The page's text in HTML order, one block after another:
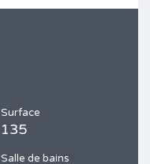
Surface
135
Salle de bains